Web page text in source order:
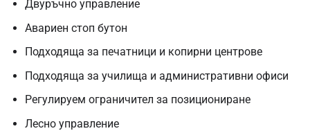
Двуръчно управление
Авариен стоп бутон
Подходяща за печатници и копирни центрове
Подходяща за училища и административни офиси
Регулируем ограничител за позициониране
Лесно управление